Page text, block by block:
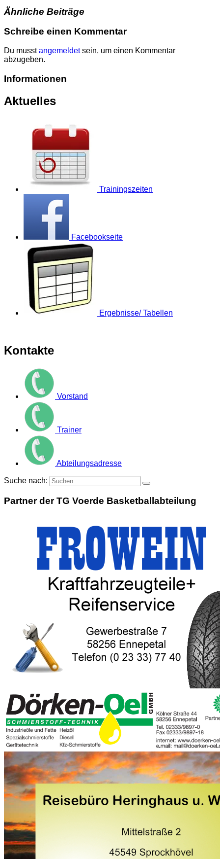
Ähnliche Beiträge
Schreibe einen Kommentar
Du musstangemeldetsein, um einen Kommentar
abzugeben.
Informationen
Aktuelles
Trainingszeiten
Facebookseite
Ergebnisse/ Tabellen
Kontakte
Vorstand
Trainer
Abteilungsadresse
Suche nach:
Partner der TG Voerde Basketballabteilung